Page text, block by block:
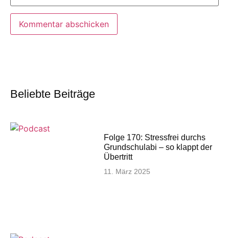
Beliebte Beiträge
Folge 170: Stressfrei durchs
Grundschulabi – so klappt der
Übertritt
11. März 2025